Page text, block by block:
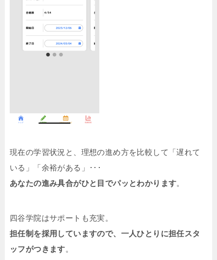
現在の学習状況と、理想の進め方を比較して「遅れて
いる」「余裕がある」･･･
あなたの進み具合がひと目でパッとわかります。
四谷学院はサポートも充実。
担任制を採用していますので、一人ひとりに担任スタ
ッフがつきます。